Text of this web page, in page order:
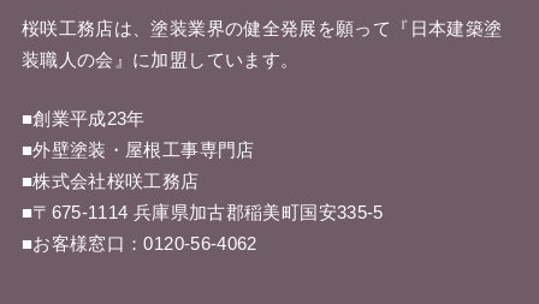
桜咲工務店は、塗装業界の健全発展を願って『 日本建築塗
装職人の会 』に加盟しています。
■創業平成23年
■外壁塗装・屋根工事専門店
■株式会社桜咲工務店
■〒675-1114 兵庫県加古郡稲美町国安335-5
■お客様窓口：0120-56-4062